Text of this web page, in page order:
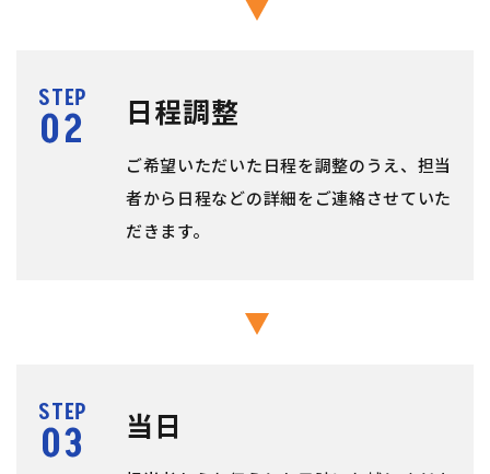
STEP 日程調整
ご希望いただいた日程を調整のうえ、担当
者から日程などの詳細をご連絡させていた
だきます。
STEP 当日